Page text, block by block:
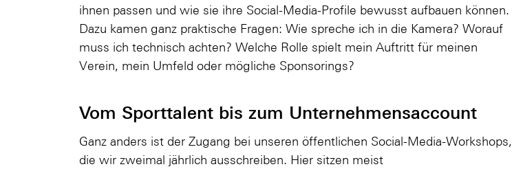
ihnen passen und wie sie ihre Social-Media-Profile bewusst aufbauen können.
Dazu kamen ganz praktische Fragen: Wie spreche ich in die Kamera? Worauf
muss ich technisch achten? Welche Rolle spielt mein Auftritt für meinen
Verein, mein Umfeld oder mögliche Sponsorings?
Vom Sporttalent bis zum Unternehmensaccount
Ganz anders ist der Zugang bei unseren öffentlichen Social-Media-Workshops,
die wir zweimal jährlich ausschreiben. Hier sitzen meist